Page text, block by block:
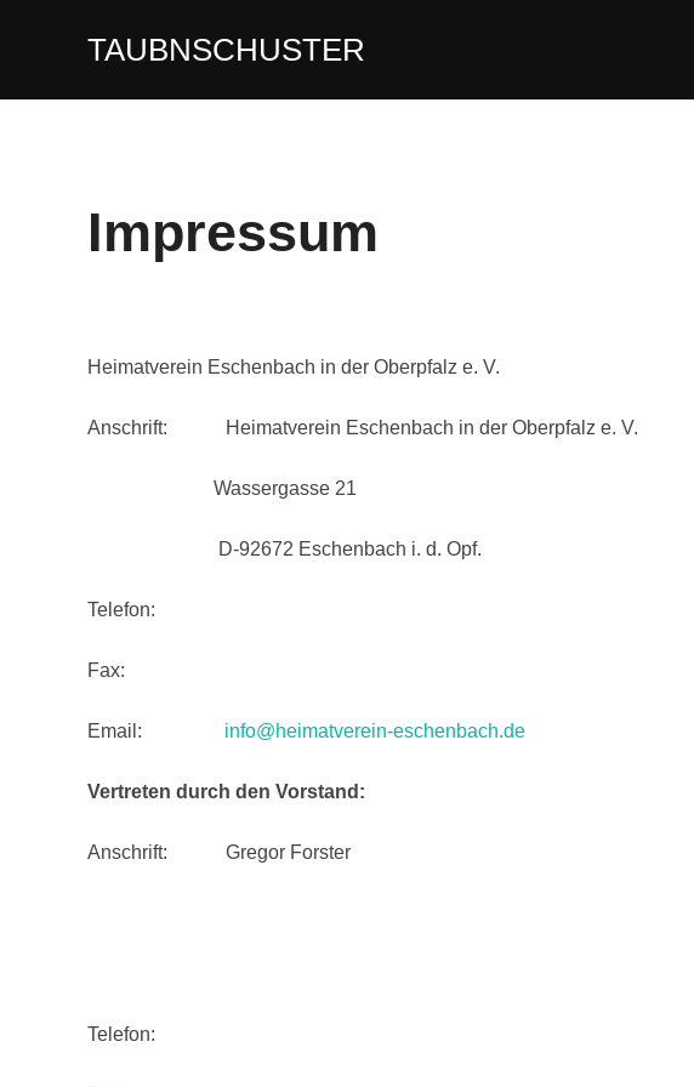
TAUBNSCHUSTER
Impressum
Heimatverein Eschenbach in der Oberpfalz e. V.
Anschrift: Heimatverein Eschenbach in der Oberpfalz e. V.
Wassergasse 21
D-92672 Eschenbach i. d. Opf.
Telefon:
Fax:
Email: info@heimatverein-eschenbach.de
Vertreten durch den Vorstand:
Anschrift: Gregor Forster
Telefon: